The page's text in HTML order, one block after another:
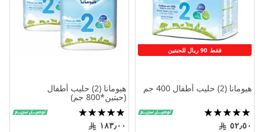
فقط 90 ريال للحبتين
هيومانا (2) حليب أطفال 400 جم
تقييم:
100%
٥٢٫٥٠
هيومانا (2) حليب أطفال
(حبتين*800 جم)
تقييم:
99%
١٨٣٫٠٠